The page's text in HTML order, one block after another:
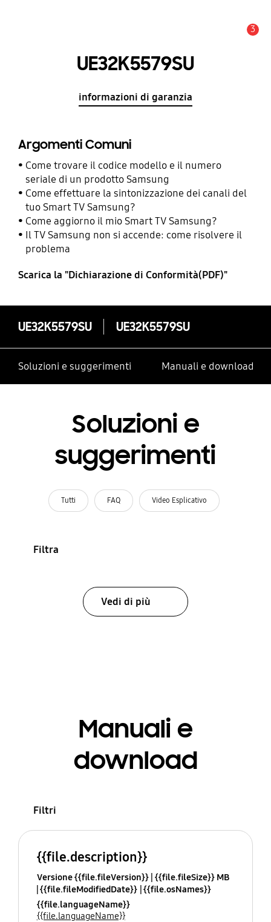
3
UE32K5579SU
informazioni di garanzia
Argomenti Comuni
Come trovare il codice modello e il numero
seriale di un prodotto Samsung
Come effettuare la sintonizzazione dei canali del
tuo Smart TV Samsung?
Come aggiorno il mio Smart TV Samsung?
Il TV Samsung non si accende: come risolvere il
problema
Scarica la "Dichiarazione di Conformità(PDF)"
UE32K5579SU UE32K5579SU
Soluzioni e suggerimenti Manuali e download
Soluzioni e
suggerimenti
Tutti FAQ Video Esplicativo
Filtra
Vedi di più
Manuali e
download
Filtri
{{file.description}}
Versione {{file.fileVersion}} {{file.fileSize}} MB
{{file.fileModifiedDate}} {{file.osNames}}
{{file.languageName}}
{{file.languageName}}